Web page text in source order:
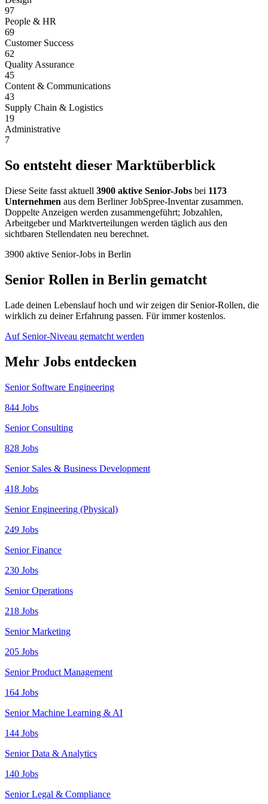
97
People & HR
69
Customer Success
62
Quality Assurance
45
Content & Communications
43
Supply Chain & Logistics
19
Administrative
7
So entsteht dieser Marktüberblick
Diese Seite fasst aktuell 3900 aktive Senior-Jobs bei 1173
Unternehmen aus dem Berliner JobSpree-Inventar zusammen.
Doppelte Anzeigen werden zusammengeführt; Jobzahlen,
Arbeitgeber und Marktverteilungen werden täglich aus den
sichtbaren Stellendaten neu berechnet.
3900 aktive Senior-Jobs in Berlin
Senior Rollen in Berlin gematcht
Lade deinen Lebenslauf hoch und wir zeigen dir Senior-Rollen, die
wirklich zu deiner Erfahrung passen. Für immer kostenlos.
Auf Senior-Niveau gematcht werden
Mehr Jobs entdecken
Senior Software Engineering
844 Jobs
Senior Consulting
828 Jobs
Senior Sales & Business Development
418 Jobs
Senior Engineering (Physical)
249 Jobs
Senior Finance
230 Jobs
Senior Operations
218 Jobs
Senior Marketing
205 Jobs
Senior Product Management
164 Jobs
Senior Machine Learning & AI
144 Jobs
Senior Data & Analytics
140 Jobs
Senior Legal & Compliance